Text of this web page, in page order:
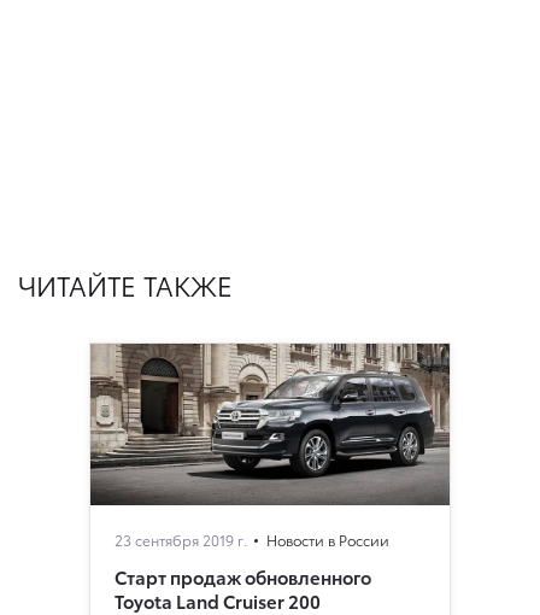
ЧИТАЙТЕ ТАКЖЕ
23 сентября 2019 г. Новости в России
Старт продаж обновленного
Toyota Land Cruiser 200